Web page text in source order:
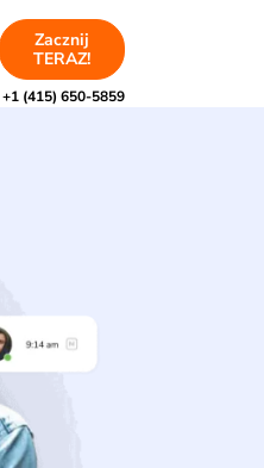
Zacznij
TERAZ!
+1 (415) 650-5859